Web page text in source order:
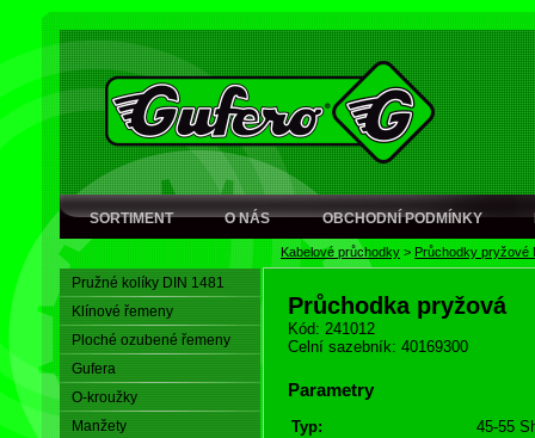
SORTIMENT O NÁS OBCHODNÍ PODMÍNKY
Kabelové průchodky > Průchodky pryžové
Pružné kolíky DIN 1481
Klínové řemeny
Ploché ozubené řemeny
Gufera
O-kroužky
Manžety
Průchodka pryžová
Kód: 241012
Celní sazebník: 40169300
Parametry
Typ:
45-55